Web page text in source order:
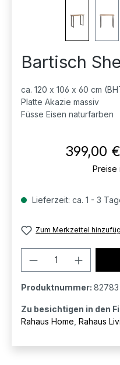
Bartisch
ca. 120 x 106 x 60 cm
Platte Akazie massiv
Füsse Eisen naturfarben
Verkaufspreis:
399,00 €
Preise
Lieferzeit: ca. 1 - 3
Zum Merkzettel
Produkt
Produktnummer: 82783
Zu besichtigen in den
Rahaus Home Rahaus